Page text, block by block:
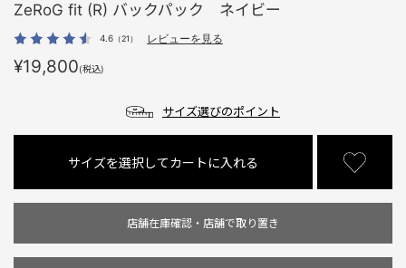
ZeRoG fit (R) バックパック ネイビー
4.6 （21） レビューを見る
¥19,800(税込)
サイズ選びのポイント
サイズを選択してカートに入れる
店舗在庫確認・店舗で取り置き